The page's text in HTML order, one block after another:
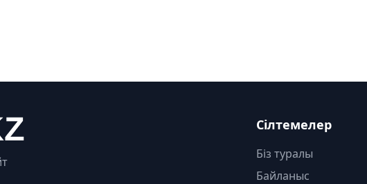
Сілтемелер
Біз туралы
Байланыс